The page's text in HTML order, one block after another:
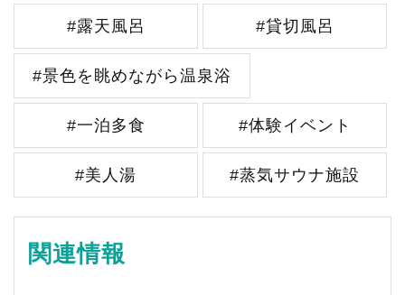
#露天風呂 #貸切風呂
#景色を眺めながら温泉浴
#一泊多食 #体験イベント
#美人湯 #蒸気サウナ施設
関連情報